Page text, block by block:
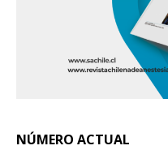
NÚMERO ACTUAL